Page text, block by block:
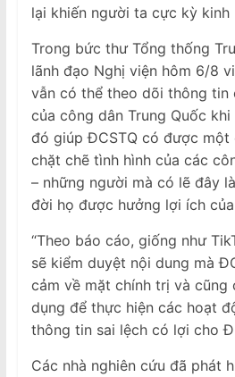
lại khiến người ta cực kỳ kinh
Trong bức thư Tổng thống
lãnh đạo Nghị viện hôm 6/8
vẫn có thể theo dõi thông tin
của công dân Trung Quốc
đó giúp ĐCSTQ có được một
chặt chẽ tình hình của các
– những người mà có lẽ đây
đời họ được hưởng lợi ích
“Theo báo cáo, giống như
sẽ kiểm duyệt nội dung mà
cảm về mặt chính trị và cũng
dụng để thực hiện các hoạt
thông tin sai lệch có lợi cho
Các nhà nghiên cứu đã phát